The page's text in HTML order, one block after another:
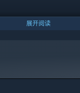
展开阅读